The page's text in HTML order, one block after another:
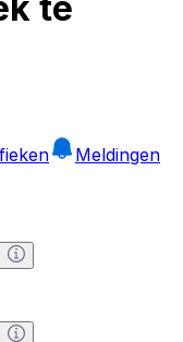
te
Meldingen